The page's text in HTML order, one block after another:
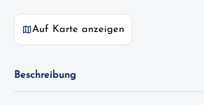
Auf Karte anzeigen
Beschreibung